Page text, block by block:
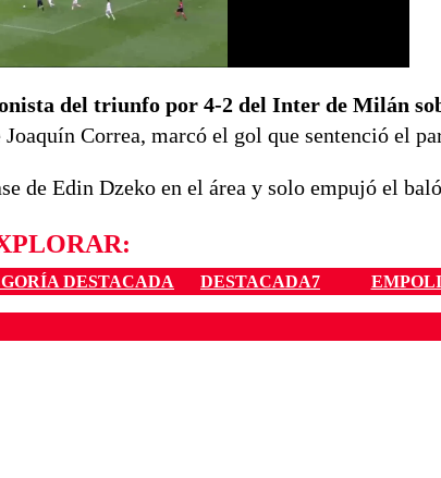
del triunfo por 4-2 del Inter de Milán
Joaquín Correa, marcó el gol que sentenció el
de Edin Dzeko en el área y solo empujó el
DESTACADA DESTACADA7 EMPOLI